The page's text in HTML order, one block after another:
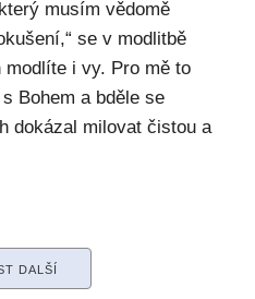
musím vědomě
se v modlitbě
i vy. Pro mě to
Bohem a bděle se
dokázal milovat čistou a
DALŠÍ